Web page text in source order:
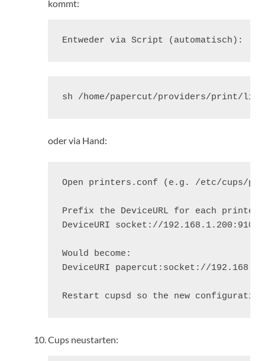
kommt:
Entweder via Script (automatisch):
sh /home/papercut/providers/print/
oder via Hand:
Open printers.conf (e.g. /etc/cups/
Prefix the DeviceURL for each
DeviceURI socket://192.168.1.200:9100
Would become:
DeviceURI papercut:socket://
Restart cupsd so the new
Cups neustarten: